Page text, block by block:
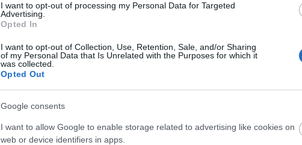
I want to opt-out of processing my Personal Data for Targeted
Advertising.
Opted In
I want to opt-out of Collection, Use, Retention, Sale, and/or Sharing
of my Personal Data that Is Unrelated with the Purposes for which it
was collected.
Opted Out
Google consents
I want to allow Google to enable storage related to advertising like cookies on
web or device identifiers in apps.